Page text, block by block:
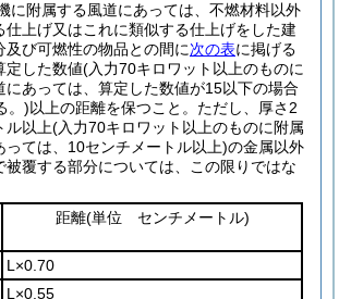
に附属する風道にあっては、不燃材料以外
仕上げ又はこれに類似する仕上げをした建
及び可燃性の物品との間に次の表に掲げる
定した数値(入力70キロワット以上のものに
にあっては、算定した数値が15以下の場合
。)以上の距離を保つこと。 ただし、厚さ2
ル以上(入力70キロワット以上のものに附属
っては、10センチメートル以上)の金属以外
被覆する部分については、この限りではな
距離(単位 センチメートル)
L×0.70
L×0.55